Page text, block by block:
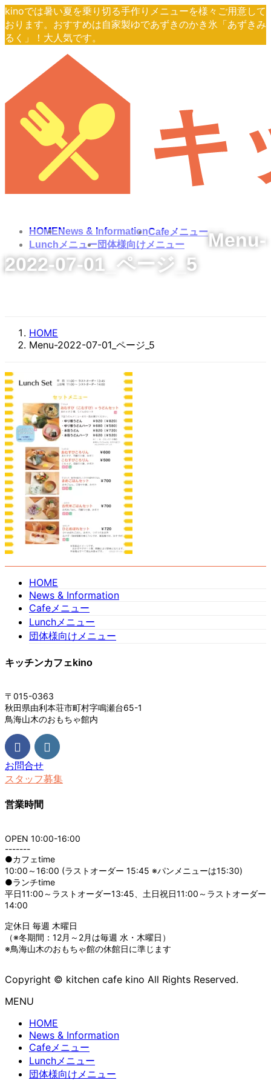
コ
ン
テ
キ
ナ
ビ
ゲ
に
kinoでは暑い夏を乗り切る手作りメニューを様々ご用意して
おります。おすすめは自家製ゆであずきのかき氷「あずきみ
るく」！大人気です。
HOMENews & InformationCafeメニュー
Lunchメニュー団体様向けメニュー
Menu-
2022-07-01_ページ_5
HOME
Menu-2022-07-01_ページ_5
HOME
News & Information
Cafeメニュー
Lunchメニュー
団体様向けメニュー
キッチンカフェkino
〒015-0363
秋田県由利本荘市町村字鳴瀬台65-1
鳥海山木のおもちゃ館内
お問合せ
スタッフ募集
営業時間
OPEN 10:00-16:00
-------
●カフェtime
10:00～16:00 (ラストオーダー 15:45 ※パンメニューは15:30)
●ランチtime
平日11:00～ラストオーダー13:45、土日祝日11:00～ラストオーダー
14:00
定休日 毎週 木曜日
（※冬期間：12月～2月は毎週 水・木曜日）
※鳥海山木のおもちゃ館の休館日に準じます
Copyright © kitchen cafe kino All Rights Reserved.
MENU
HOME
News & Information
Cafeメニュー
Lunchメニュー
団体様向けメニュー